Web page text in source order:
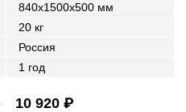
840x1500x500 мм
20 кг
Россия
1 год
10 920 ₽